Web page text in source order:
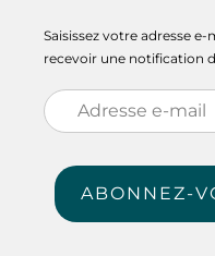
Saisissez votre adresse
recevoir une notification
Adresse
e-
mail
ABONNEZ-